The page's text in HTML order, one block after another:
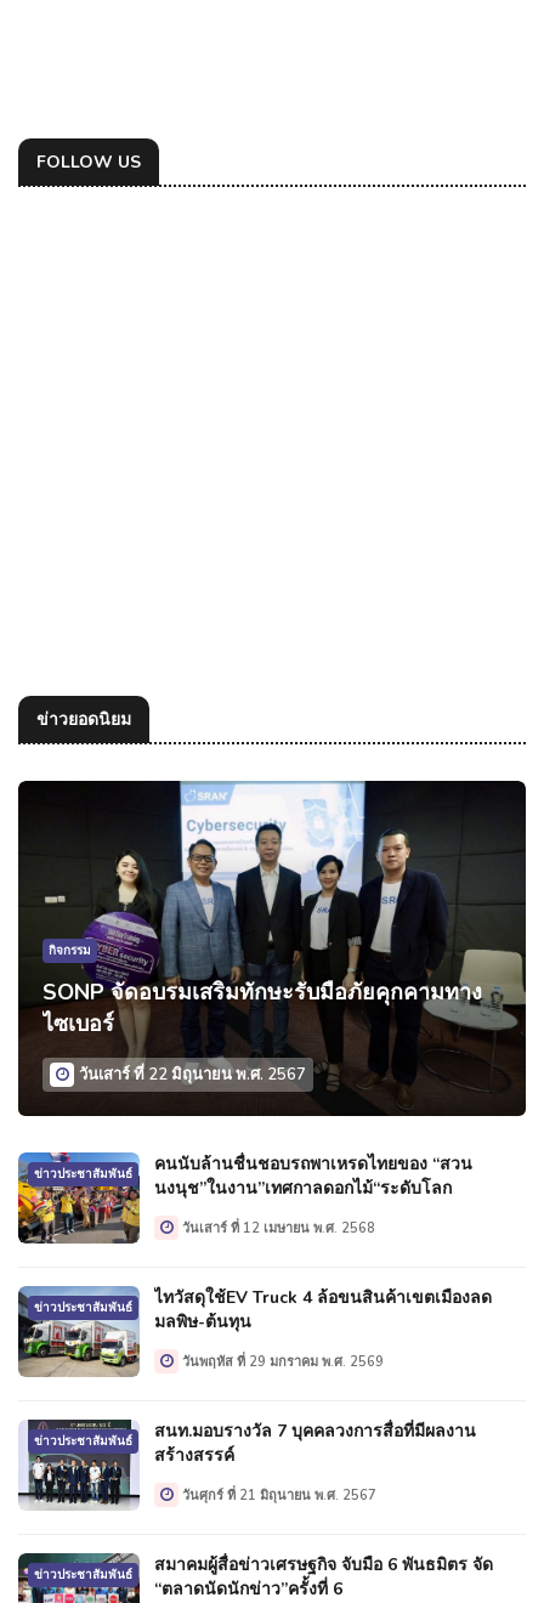
FOLLOW US
ข่าวยอดนิยม
กิจกรรม
SONP จัดอบรมเสริมทักษะรับมือภัยคุกคามทาง
ไซเบอร์
วันเสาร์ ที่ 22 มิถุนายน พ.ศ. 2567
ข่าวประชาสัมพันธ์
คนนับล้านชื่นชอบรถพาเหรดไทยของ “สวน
นงนุช”ในงาน”เทศกาลดอกไม้“ระดับโลก
วันเสาร์ ที่ 12 เมษายน พ.ศ. 2568
ข่าวประชาสัมพันธ์
ไทวัสดุใช้EV Truck 4 ล้อขนสินค้าเขตเมืองลด
มลพิษ-ต้นทุน
วันพฤหัส ที่ 29 มกราคม พ.ศ. 2569
ข่าวประชาสัมพันธ์
สนท.มอบรางวัล 7 บุคคลวงการสื่อที่มีผลงาน
สร้างสรรค์
วันศุกร์ ที่ 21 มิถุนายน พ.ศ. 2567
ข่าวประชาสัมพันธ์
สมาคมผู้สื่อข่าวเศรษฐกิจ จับมือ 6 พันธมิตร จัด
“ตลาดนัดนักข่าว”ครั้งที่ 6